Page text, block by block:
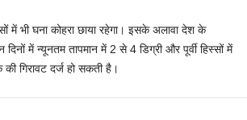
में भी घना कोहरा छाया रहेगा। इसके अलावा देश के
दिनों में न्यूनतम तापमान में 2 से 4 डिग्री और पूर्वी हिस्सों में
गिरावट दर्ज हो सकती है।